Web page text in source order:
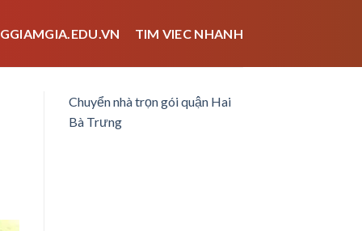
TIM VIEC NHANH
Chuyển nhà trọn gói quận Hai
Bà Trưng